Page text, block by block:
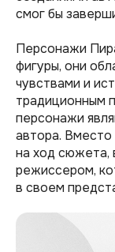
смог бы
Персонажи
фигуры, они
чувствами и
традиционным
персонажи
автора. Вместо
на ход сюжета,
режиссером,
в своем